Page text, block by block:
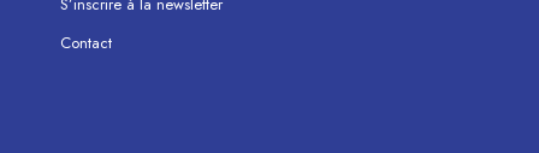
Contact